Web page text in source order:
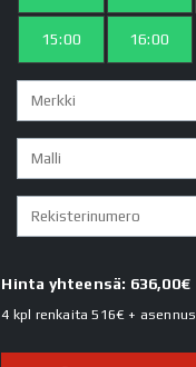
15:00 16:00
Hinta yhteensä: 636,00€
4 kpl renkaita516€ + asennus